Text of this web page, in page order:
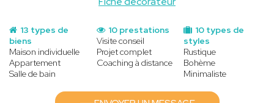
13 types de
biens
Maison individuelle
Appartement
Salle de bain
10 types de
styles
Rustique
Bohème
Minimaliste
10 prestations
Visite conseil
Projet complet
Coaching à distance